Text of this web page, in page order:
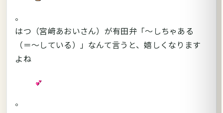
。
はつ（宮﨑あおいさん）が有田弁「～しちゃある
（＝～している）」なんて言うと、嬉しくなります
よね
。